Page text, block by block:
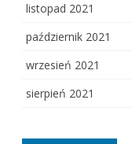
listopad 2021
październik 2021
wrzesień 2021
sierpień 2021